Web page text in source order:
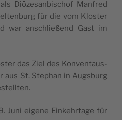
Diö­ze­san­bi­schof Man­fred
für die vom Klos­ter
war anschließend Gast im
das Ziel des Kon­ven­taus­
aus St. Ste­phan in Aug­sburg
Juni eigene Ein­kehr­tage für